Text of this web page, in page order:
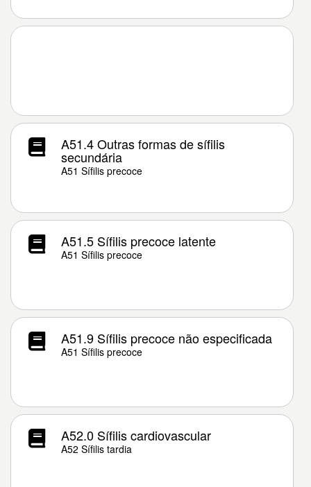
A51.4 Outras formas de sífilis
secundária
A51 Sífilis precoce
A51.5 Sífilis precoce latente
A51 Sífilis precoce
A51.9 Sífilis precoce não especificada
A51 Sífilis precoce
A52.0 Sífilis cardiovascular
A52 Sífilis tardia